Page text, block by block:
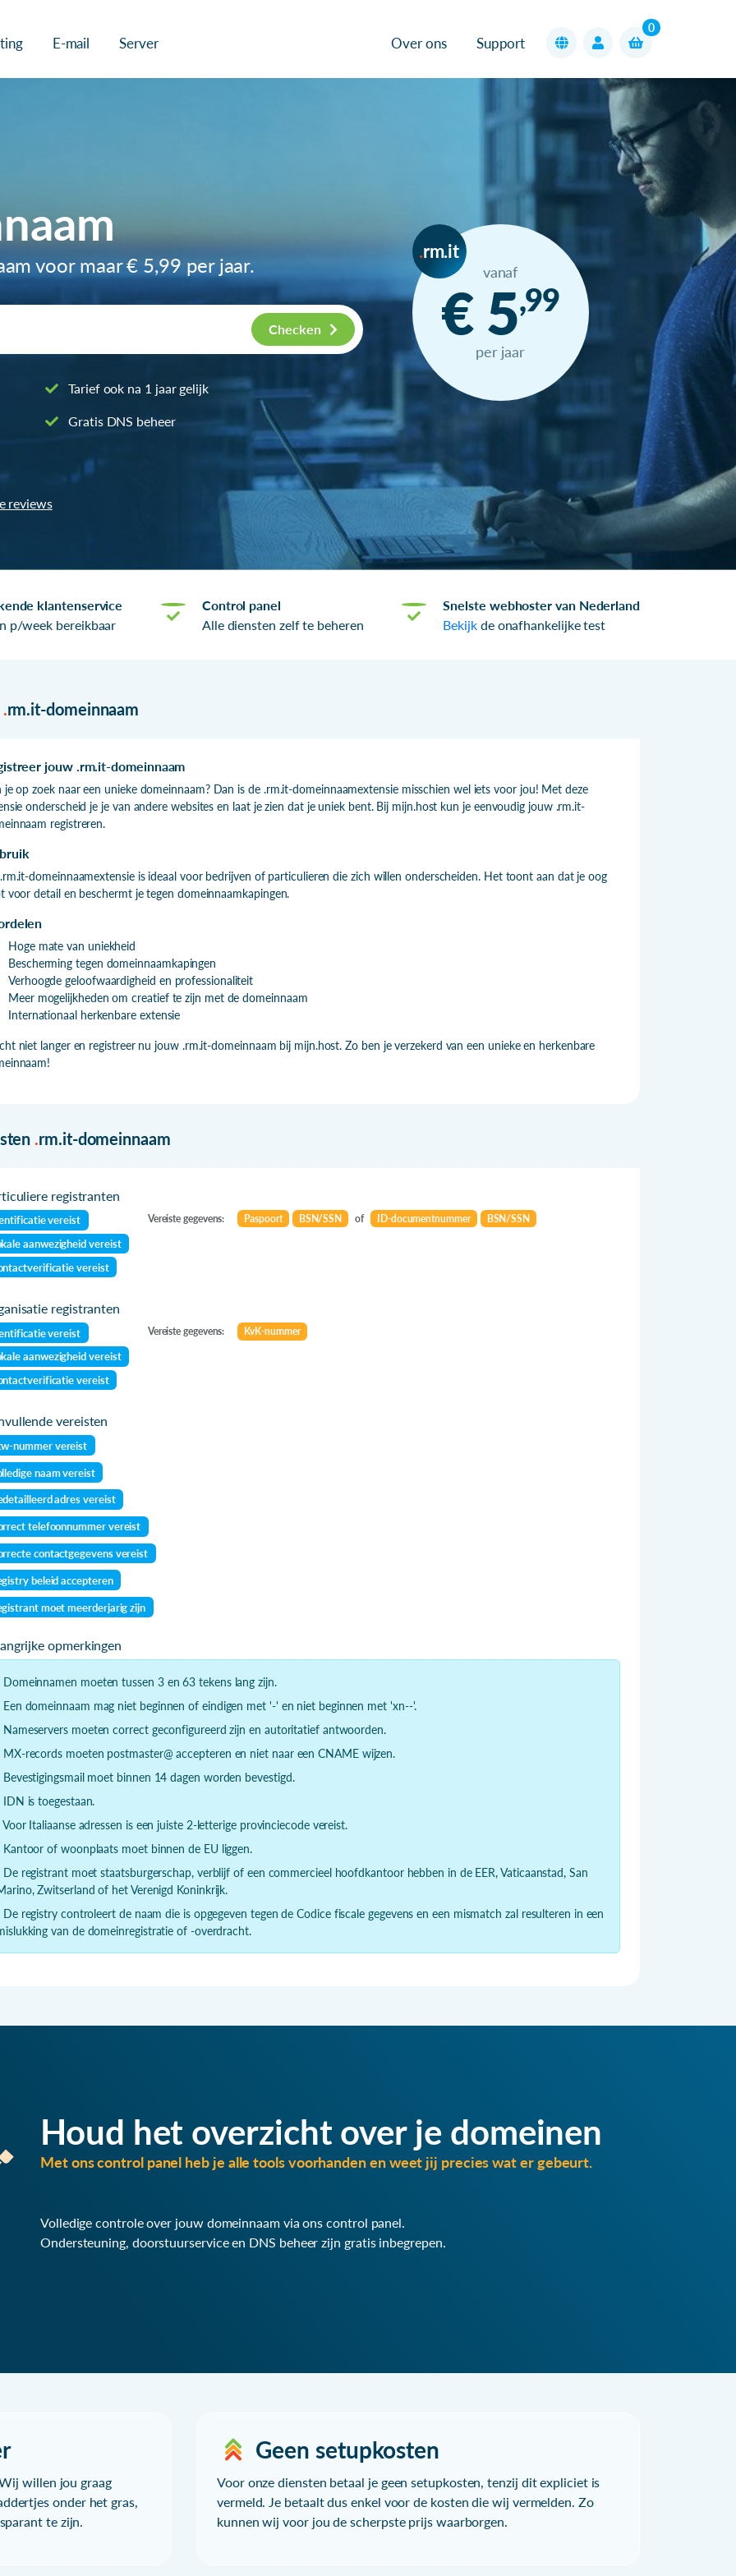
E-mail Server Over ons Support
0
voor maar€ 5,99 per jaar.
Checken
Tarief ook na 1 jaar gelijk
Gratis DNS beheer
rm.it
vanaf
€ 5,99
per jaar
reviews
klantenservice
p/week bereikbaar
Control panel
Alle diensten zelf te beheren
Snelste webhoster van Nederland
Bekijkde onafhankelijke test
.rm.it-domeinnaam
jouw .rm.it-domeinnaam
je op zoek naar een unieke domeinnaam? Dan is de .rm.it-domeinnaamextensie misschien wel iets voor jou! Met deze
onderscheid je je van andere websites en laat je zien dat je uniek bent. Bij mijn.host kun je eenvoudig jouw .rm.it-
registreren.
domeinnaamextensie is ideaal voor bedrijven of particulieren die zich willen onderscheiden. Het toont aan dat je oog
voor detail en beschermt je tegen domeinnaamkapingen.
Hoge mate van uniekheid
Bescherming tegen domeinnaamkapingen
Verhoogde geloofwaardigheid en professionaliteit
Meer mogelijkheden om creatief te zijn met de domeinnaam
Internationaal herkenbare extensie
niet langer en registreer nu jouw .rm.it-domeinnaam bij mijn.host. Zo ben je verzekerd van een unieke en herkenbare
.rm.it-domeinnaam
registranten
vereist
aanwezigheid vereist
vereist
Vereiste gegevens: Paspoort BSN/SSN of ID-documentnummer BSN/SSN
registranten
vereist
aanwezigheid vereist
vereist
Vereiste gegevens: KvK-nummer
vereisten
nummer vereist
naam vereist
adres vereist
telefoonnummer vereist
contactgegevens vereist
beleid accepteren
moet meerderjarig zijn
opmerkingen
Domeinnamen moeten tussen 3 en 63 tekens lang zijn.
Een domeinnaam mag niet beginnen of eindigen met '-' en niet beginnen met 'xn--'.
Nameservers moeten correct geconfigureerd zijn en autoritatief antwoorden.
MX-records moeten postmaster@ accepteren en niet naar een CNAME wijzen.
Bevestigingsmail moet binnen 14 dagen worden bevestigd.
IDN is toegestaan.
Voor Italiaanse adressen is een juiste 2-letterige provinciecode vereist.
Kantoor of woonplaats moet binnen de EU liggen.
De registrant moet staatsburgerschap, verblijf of een commercieel hoofdkantoor hebben in de EER, Vaticaanstad, San
Zwitserland of het Verenigd Koninkrijk.
De registry controleert de naam die is opgegeven tegen de Codice fiscale gegevens en een mismatch zal resulteren in een
van de domeinregistratie of -overdracht.
Houd het overzicht over je domeinen
Met ons control panel heb je alle tools voorhanden en weet jij precies wat er gebeurt.
Volledige controle over jouw domeinnaam via ons control panel.
Ondersteuning, doorstuurservice en DNS beheer zijn gratis inbegrepen.
willen jou graag
onder het gras,
te zijn.
Geen setupkosten
Voor onze diensten betaal je geen setupkosten, tenzij dit expliciet is
vermeld. Je betaalt dus enkel voor de kosten die wij vermelden. Zo
kunnen wij voor jou de scherpste prijs waarborgen.